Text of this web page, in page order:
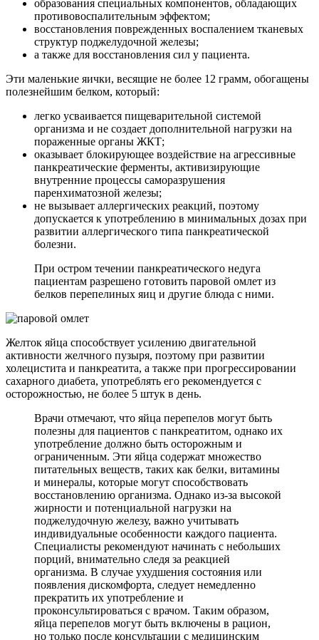
образования специальных компонентов, обладающих
противовоспалительным эффектом;
восстановления поврежденных воспалением тканевых
структур поджелудочной железы;
а также для восстановления сил у пациента.
Эти маленькие яички, весящие не более 12 грамм, обогащены
полезнейшим белком, который:
легко усваивается пищеварительной системой
организма и не создает дополнительной нагрузки на
пораженные органы ЖКТ;
оказывает блокирующее воздействие на агрессивные
панкреатические ферменты, активизирующие
внутренние процессы саморазрушения
паренхиматозной железы;
не вызывает аллергических реакций, поэтому
допускается к употреблению в минимальных дозах при
развитии аллергического типа панкреатической
болезни.
При остром течении панкреатического недуга
пациентам разрешено готовить паровой омлет из
белков перепелиных яиц и другие блюда с ними.
Желток яйца способствует усилению двигательной
активности желчного пузыря, поэтому при развитии
холецистита и панкреатита, а также при прогрессировании
сахарного диабета, употреблять его рекомендуется с
осторожностью, не более 5 штук в день.
Врачи отмечают, что яйца перепелов могут быть
полезны для пациентов с панкреатитом, однако их
употребление должно быть осторожным и
ограниченным. Эти яйца содержат множество
питательных веществ, таких как белки, витамины
и минералы, которые могут способствовать
восстановлению организма. Однако из-за высокой
жирности и потенциальной нагрузки на
поджелудочную железу, важно учитывать
индивидуальные особенности каждого пациента.
Специалисты рекомендуют начинать с небольших
порций, внимательно следя за реакцией
организма. В случае ухудшения состояния или
появления дискомфорта, следует немедленно
прекратить их употребление и
проконсультироваться с врачом. Таким образом,
яйца перепелов могут быть включены в рацион,
но только после консультации с медицинским